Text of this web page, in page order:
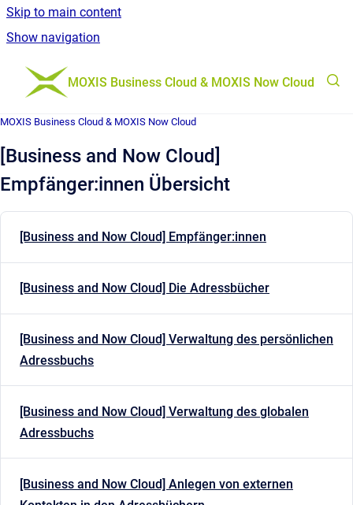
Skip to main content
Show navigation
Go to homepage
MOXIS Business Cloud & MOXIS Now Cloud
MOXIS Business Cloud & MOXIS Now Cloud
[Business and Now Cloud]
Empfänger:innen Übersicht
[Business and Now Cloud] Empfänger:innen
[Business and Now Cloud] Die Adressbücher
[Business and Now Cloud] Verwaltung des persönlichen
Adressbuchs
[Business and Now Cloud] Verwaltung des globalen
Adressbuchs
[Business and Now Cloud] Anlegen von externen